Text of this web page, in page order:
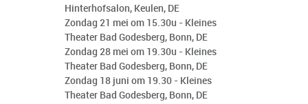
Hinterhofsalon, Keulen, DE
Zondag 21 mei om 15.30u - Kleines
Theater Bad Godesberg, Bonn, DE
Zondag 28 mei om 19.30u - Kleines
Theater Bad Godesberg, Bonn, DE
Zondag 18 juni om 19.30 - Kleines
Theater Bad Godesberg, Bonn, DE